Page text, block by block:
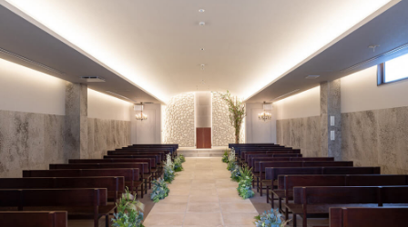
緑あふれるガーデンでスナップタイムやおしゃべりを楽しんだり、デ
ザートタイムはガーデンでリラックスという演出も素敵です。